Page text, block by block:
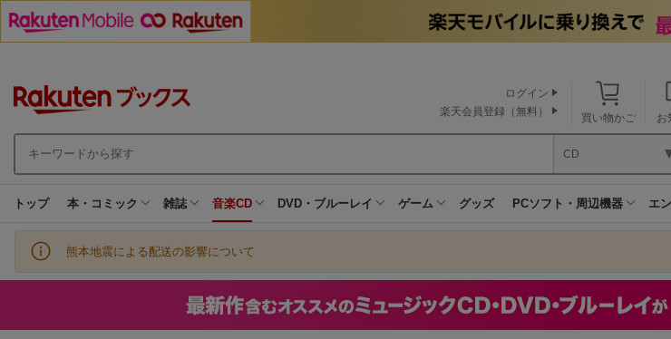
買い物かご お
ログイン
楽天会員登録（無料）
CD
トップ 本・コミック 雑誌 音楽CD DVD・ブルーレイ ゲーム グッズ PCソフト・周辺機器 エ
熊本地震による配送の影響について